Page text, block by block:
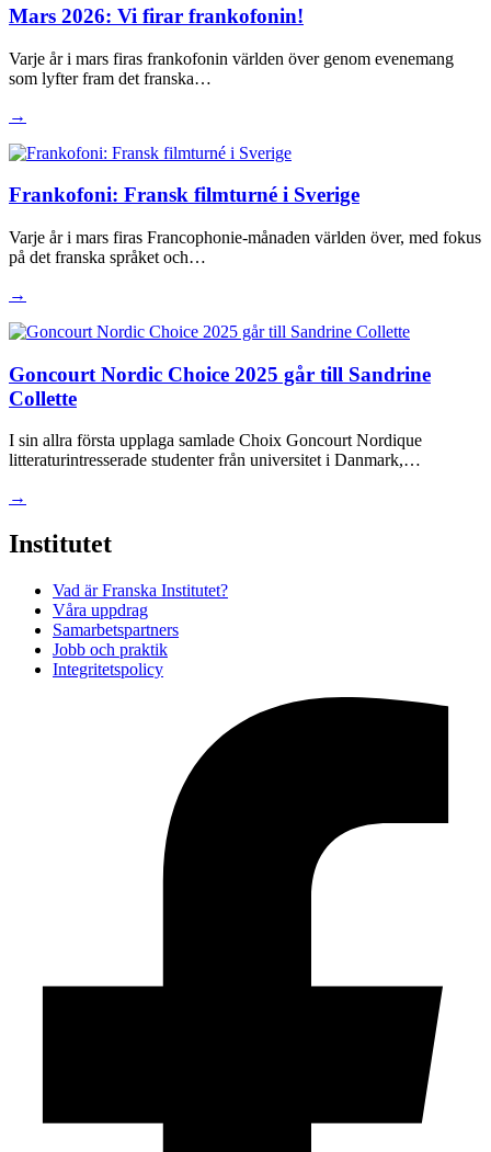
Mars 2026: Vi firar frankofonin!
Varje år i mars firas frankofonin världen över genom evenemang
som lyfter fram det franska…
→
Frankofoni: Fransk filmturné i Sverige
Varje år i mars firas Francophonie-månaden världen över, med fokus
på det franska språket och…
→
Goncourt Nordic Choice 2025 går till Sandrine
Collette
I sin allra första upplaga samlade Choix Goncourt Nordique
litteraturintresserade studenter från universitet i Danmark,…
→
Institutet
Vad är Franska Institutet?
Våra uppdrag
Samarbetspartners
Jobb och praktik
Integritetspolicy